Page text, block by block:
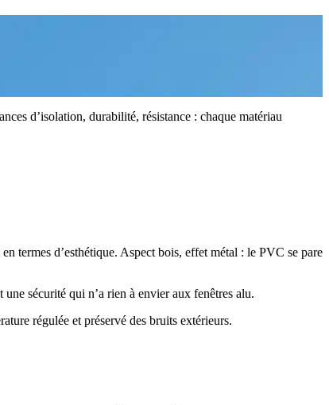
d’isolation, durabilité, résistance : chaque matériau
termes d’esthétique. Aspect bois, effet métal : le PVC se pare
sécurité qui n’a rien à envier aux fenêtres alu.
régulée et préservé des bruits extérieurs.